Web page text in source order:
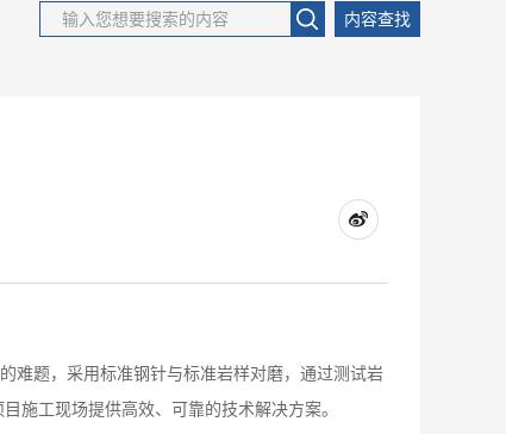
内容查找
难题，采用标准钢针与标准岩样对磨，通过测试岩
施工现场提供高效、可靠的技术解决方案。